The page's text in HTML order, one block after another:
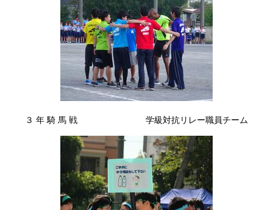
３ 年 騎 馬 戦 学級対抗リレー職員チーム